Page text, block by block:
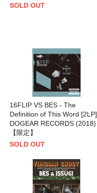
SOLD OUT
16FLIP VS BES - The
Definition of This Word [2LP]
DOGEAR RECORDS (2018)
【限定】
SOLD OUT